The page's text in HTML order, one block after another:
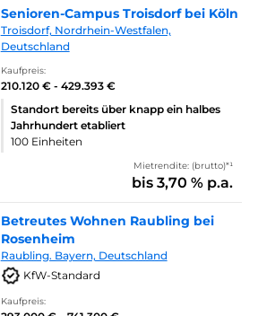
Senioren-Campus Troisdorf bei Köln
Troisdorf, Nordrhein-Westfalen,
Deutschland
Kaufpreis:
210.120 € - 429.393 €
Standort bereits über knapp ein halbes
Jahrhundert etabliert
100 Einheiten
Mietrendite: (brutto)*¹
bis 3,70 % p.a.
Betreutes Wohnen Raubling bei
Rosenheim
Raubling. Bayern, Deutschland
KfW-Standard
Kaufpreis: